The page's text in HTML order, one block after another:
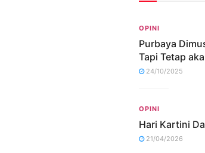
OPINI
Purbaya
Tapi Tetap
24/10/2025
OPINI
Hari Kartini
21/04/2026